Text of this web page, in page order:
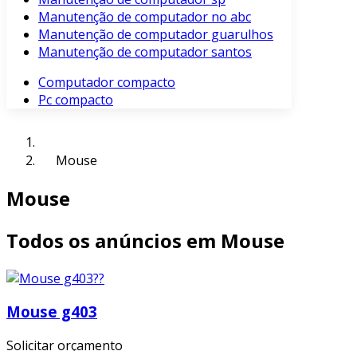
Manutenção de computador no abc
Manutenção de computador guarulhos
Manutenção de computador santos
Computador compacto
Pc compacto
Mouse
Mouse
Todos os anúncios em Mouse
Mouse g403
Solicitar orçamento